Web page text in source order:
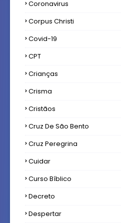
Coronavirus
Corpus Christi
Covid-19
CPT
Crianças
Crisma
Cristãos
Cruz De São Bento
Cruz Peregrina
Cuidar
Curso Bíblico
Decreto
Despertar